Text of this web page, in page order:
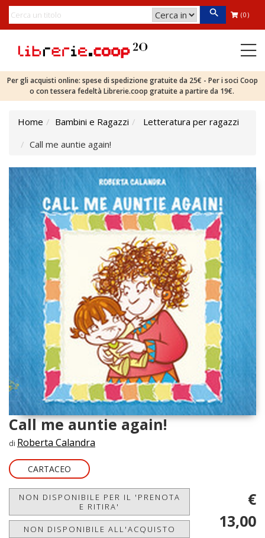
(0)
Per gli acquisti online: spese di spedizione gratuite da 25€ - Per i soci Coop
o con tessera fedeltà Librerie.coop gratuite a partire da 19€.
Home Bambini e Ragazzi
Letteratura per ragazzi
Call me auntie again!
Call me auntie again!
di Roberta Calandra
CARTACEO
NON DISPONIBILE PER IL 'PRENOTA
E RITIRA'
NON DISPONIBILE ALL'ACQUISTO
€
13,00